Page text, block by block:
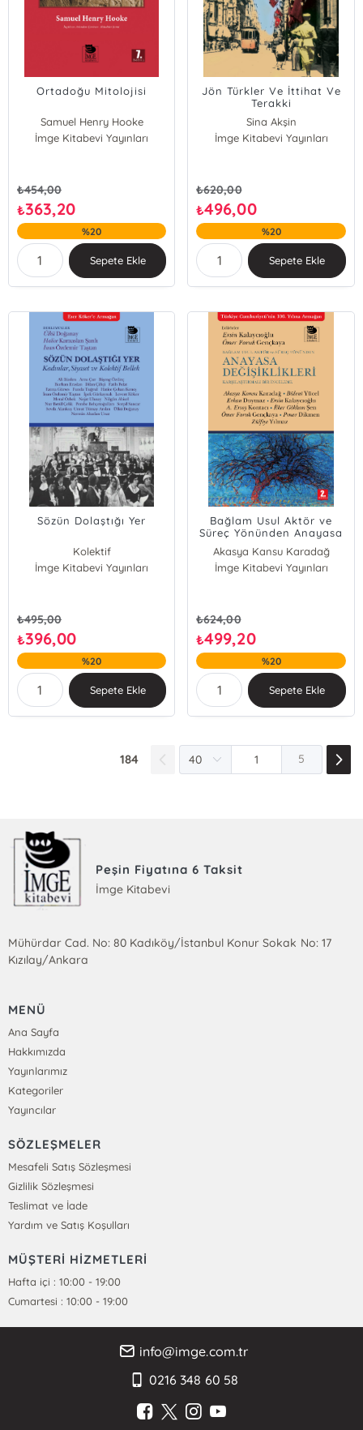
Ortadoğu Mitolojisi
Samuel Henry Hooke
İmge Kitabevi Yayınları
₺454,00
₺363,20
%20
Sepete Ekle
Jön Türkler Ve İttihat Ve
Terakki
Sina Akşin
İmge Kitabevi Yayınları
₺620,00
₺496,00
%20
Sepete Ekle
Sözün Dolaştığı Yer
Kolektif
İmge Kitabevi Yayınları
₺495,00
₺396,00
%20
Sepete Ekle
Bağlam Usul Aktör ve
Süreç Yönünden Anayasa
Karşılaştırmalı Bir
İnceleme
Akasya Kansu Karadağ
Bülent Yücel
Ali Ersoy Kontacı
İlker Gökhan Şen
Ömer Faruk Gençkaya
Pınar Dikmen
Zülfiye Yılmaz
İmge Kitabevi Yayınları
₺624,00
₺499,20
%20
Sepete Ekle
184 5
Peşin Fiyatına 6 Taksit
İmge Kitabevi
Mühürdar Cad. No: 80 Kadıköy/İstanbul Konur Sokak No: 17
Kızılay/Ankara
MENÜ
Ana Sayfa
Hakkımızda
Yayınlarımız
Kategoriler
Yayıncılar
SÖZLEŞMELER
Mesafeli Satış Sözleşmesi
Gizlilik Sözleşmesi
Teslimat ve İade
Yardım ve Satış Koşulları
MÜŞTERİ HİZMETLERİ
Hafta içi : 10:00 - 19:00
Cumartesi : 10:00 - 19:00
info@imge.com.tr
0216 348 60 58